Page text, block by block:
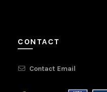
CONTACT
Contact Email